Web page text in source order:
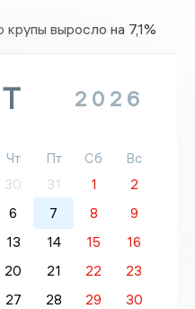
выросло на 7,1%
2026
Чт Пт Сб
Вс
30 31 1
2
6 7 8
9
13 14 15
16
20 21 22
23
27 28 29
30